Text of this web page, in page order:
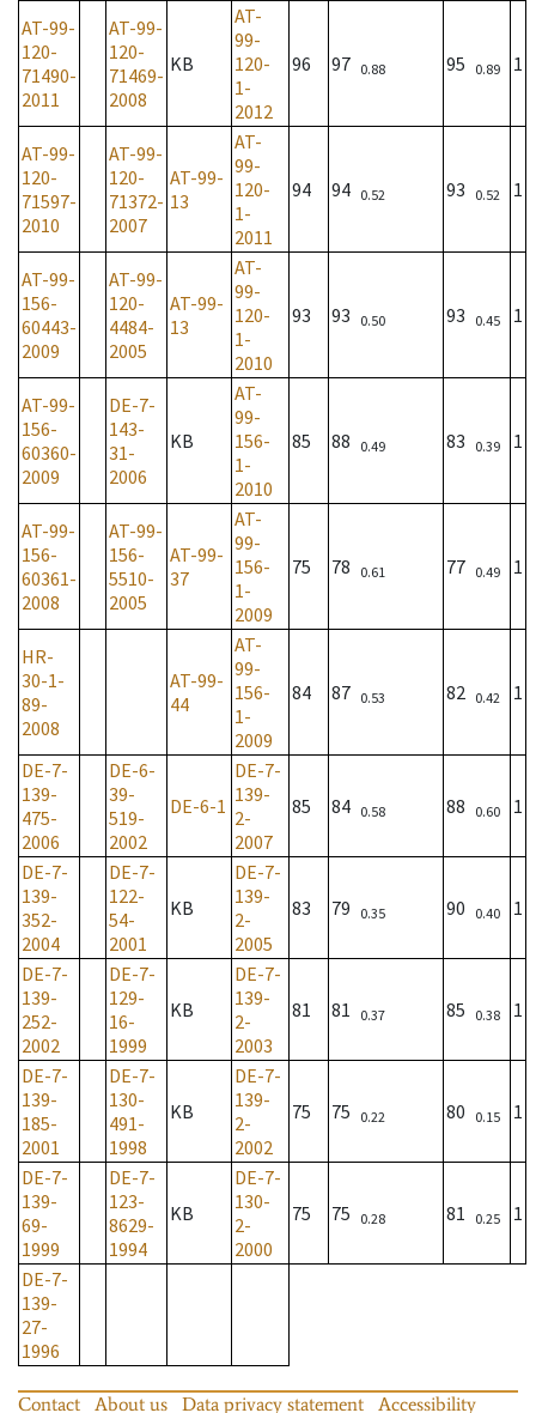
AT-99-
120-
71490-
2011
AT-99-
120-
71469-
2008
KB
AT-
99-
120-
1-
2012
96 97 0.88 95 0.89 1
AT-99-
120-
71597-
2010
AT-99-
120-
71372-
2007
AT-99-
13
AT-
99-
120-
1-
2011
94 94 0.52 93 0.52 1
AT-99-
156-
60443-
2009
AT-99-
120-
4484-
2005
AT-99-
13
AT-
99-
120-
1-
2010
93 93 0.50 93 0.45 1
AT-99-
156-
60360-
2009
DE-7-
143-
31-
2006
KB
AT-
99-
156-
1-
2010
85 88 0.49 83 0.39 1
AT-99-
156-
60361-
2008
AT-99-
156-
5510-
2005
AT-99-
37
AT-
99-
156-
1-
2009
75 78 0.61 77 0.49 1
HR-
30-1-
89-
2008
AT-99-
44
AT-
99-
156-
1-
2009
84 87 0.53 82 0.42 1
DE-7-
139-
475-
2006
DE-6-
39-
519-
2002
DE-6-1
DE-7-
139-
2-
2007
85 84 0.58 88 0.60 1
DE-7-
139-
352-
2004
DE-7-
122-
54-
2001
KB
DE-7-
139-
2-
2005
83 79 0.35 90 0.40 1
DE-7-
139-
252-
2002
DE-7-
129-
16-
1999
KB
DE-7-
139-
2-
2003
81 81 0.37 85 0.38 1
DE-7-
139-
185-
2001
DE-7-
130-
491-
1998
KB
DE-7-
139-
2-
2002
75 75 0.22 80 0.15 1
DE-7-
139-
69-
1999
DE-7-
123-
8629-
1994
KB
DE-7-
130-
2-
2000
75 75 0.28 81 0.25 1
DE-7-
139-
27-
1996
Contact About us Data privacy statement Accessibility